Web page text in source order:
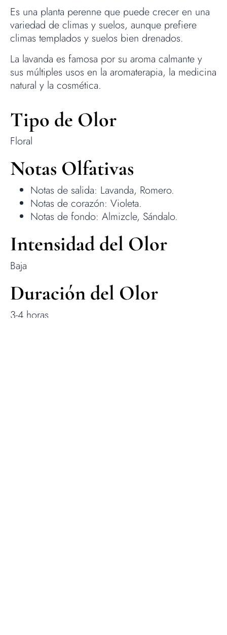
Es una planta perenne que puede crecer en una
variedad de climas y suelos, aunque prefiere
climas templados y suelos bien drenados.
La lavanda es famosa por su aroma calmante y
sus múltiples usos en la aromaterapia, la medicina
natural y la cosmética.
Tipo de Olor
Floral
Notas Olfativas
Notas de salida: Lavanda, Romero.
Notas de corazón: Violeta.
Notas de fondo: Almizcle, Sándalo.
Intensidad del Olor
Baja
Duración del Olor
3-4 horas